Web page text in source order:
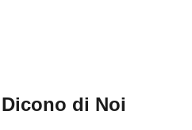
Dicono di Noi